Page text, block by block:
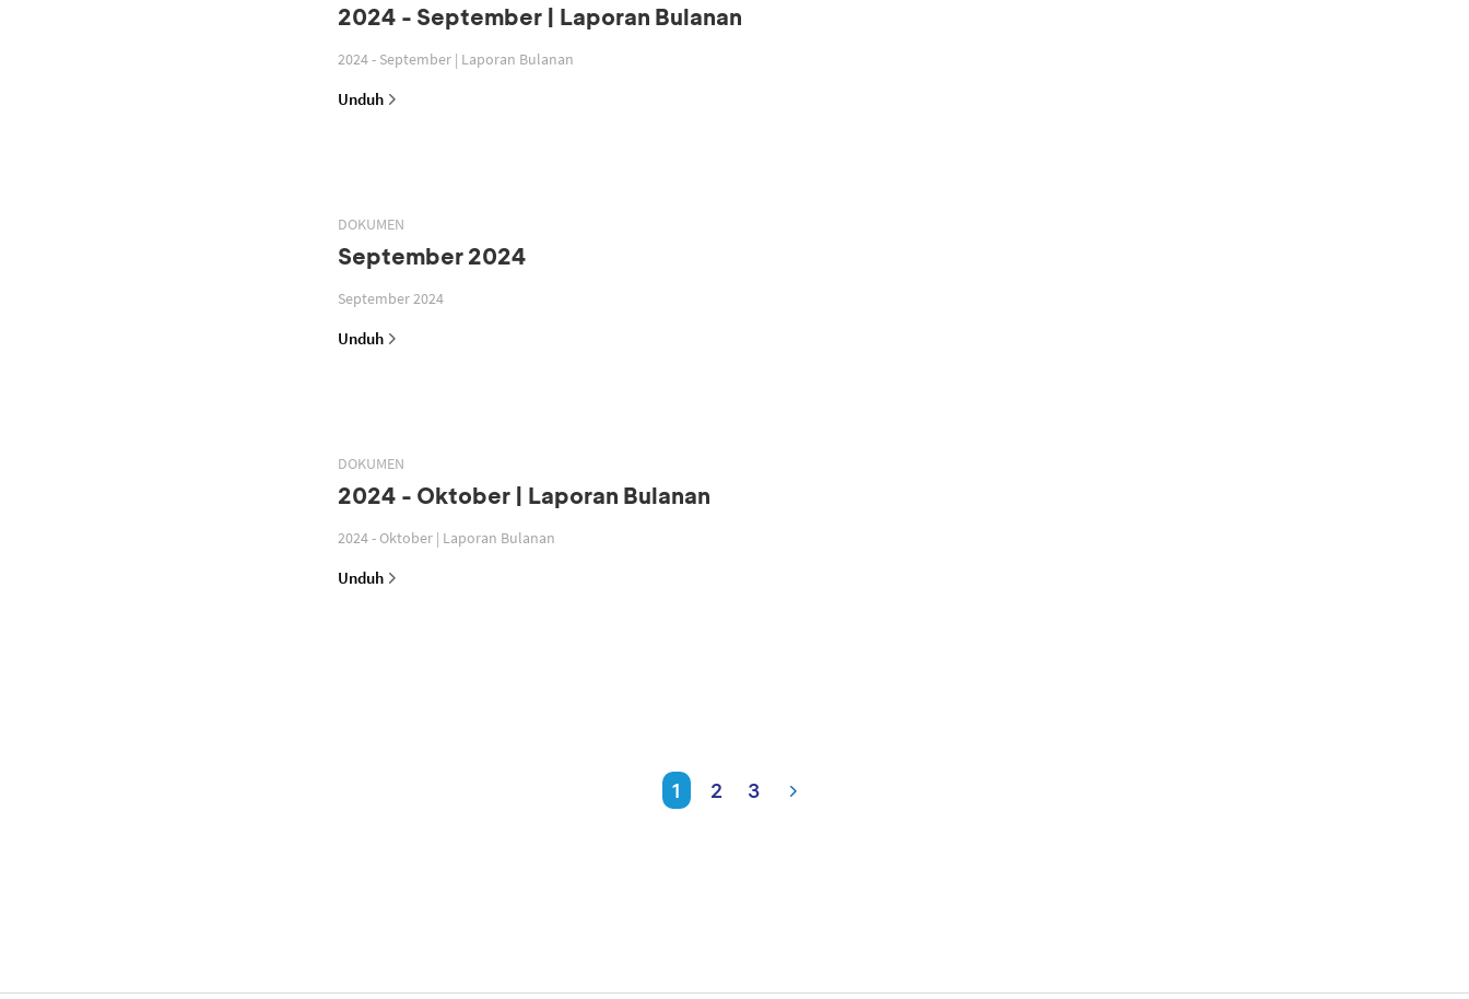
2024 - September | Laporan Bulanan
2024 - September | Laporan Bulanan
Unduh
DOKUMEN
September 2024
September 2024
Unduh
DOKUMEN
2024 - Oktober | Laporan Bulanan
2024 - Oktober | Laporan Bulanan
Unduh
1 2 3